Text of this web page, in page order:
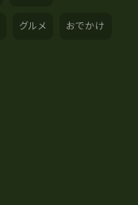
グルメ おでかけ